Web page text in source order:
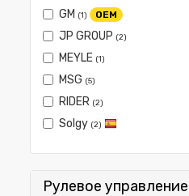
GM (1) OEM
JP GROUP (2)
MEYLE (1)
MSG (5)
RIDER (2)
Solgy (2)
Рулевое управление